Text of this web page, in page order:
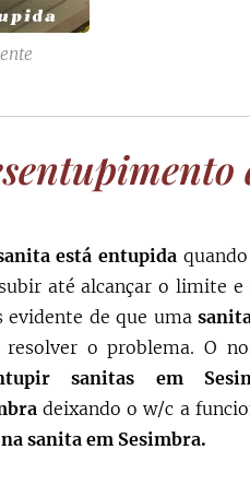
está entupida
até alcançar o limite e
evidente de que uma
o problema. O
sanitas em
deixando o w/c a
sanita em Sesimbra.